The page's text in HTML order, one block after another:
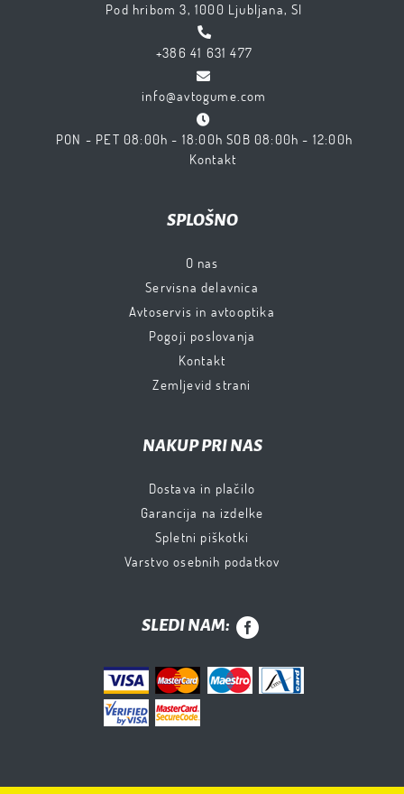
Pod hribom 3, 1000 Ljubljana, SI
+386 41 631 477
info@avtogume.com
PON - PET 08:00h - 18:00h SOB 08:00h - 12:00h
Kontakt
SPLOŠNO
O nas
Servisna delavnica
Avtoservis in avtooptika
Pogoji poslovanja
Kontakt
Zemljevid strani
NAKUP PRI NAS
Dostava in plačilo
Garancija na izdelke
Spletni piškotki
Varstvo osebnih podatkov
SLEDI NAM: